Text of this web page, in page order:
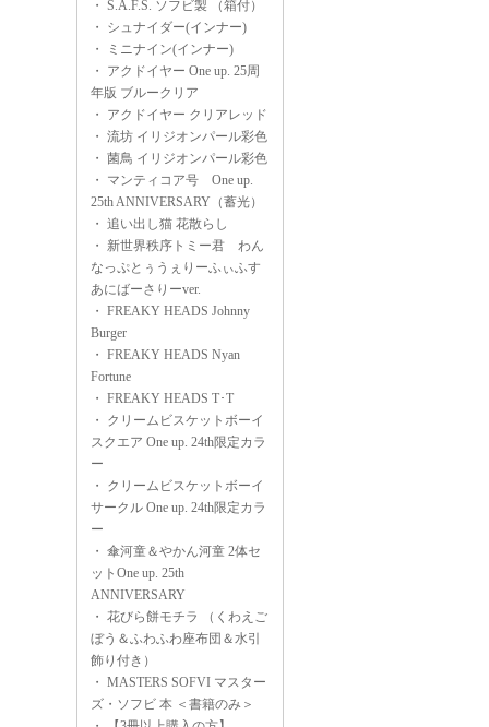
・ S.A.F.S. ソフビ製 （箱付）
・ シュナイダー(インナー)
・
ミニナイン(インナー)
・ アクドイヤー One up. 25周
年版 ブルークリア
・ アクドイヤー クリアレッド
・ 流坊 イリジオンパール彩色
・ 菌鳥 イリジオンパール彩色
・ マンティコア号 One up.
25th ANNIVERSARY（蓄光）
・ 追い出し猫 花散らし
・ 新世界秩序トミー君 わん
なっぷとぅうぇりーふぃふす
あにばーさりーver.
・ FREAKY HEADS Johnny
Burger
・ FREAKY HEADS Nyan
Fortune
・ FREAKY HEADS T･T
・ クリームビスケットボーイ
スクエア One up. 24th限定カラ
ー
・ クリームビスケットボーイ
サークル One up. 24th限定カラ
ー
・ 傘河童＆やかん河童 2体セ
ットOne up. 25th
ANNIVERSARY
・ 花びら餅モチラ （くわえご
ぼう＆ふわふわ座布団＆水引
飾り付き）
・ MASTERS SOFVI マスター
ズ・ソフビ 本 ＜書籍のみ＞